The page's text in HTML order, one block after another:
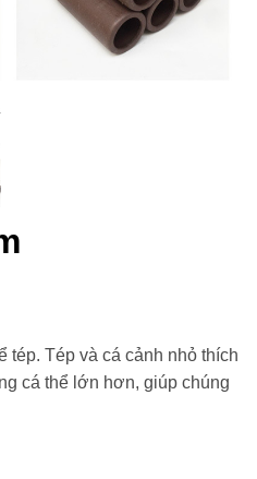
hiện
tép. Tép và cá cảnh nhỏ thích
cá thể lớn hơn, giúp chúng